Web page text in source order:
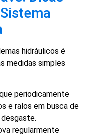
hidráulicos é
medidas simples
periodicamente
e ralos em busca de
regularmente